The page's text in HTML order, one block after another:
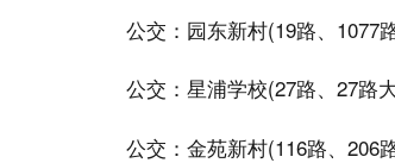
公交：园东新村(19路、1077
公交：星浦学校(27路、27路
公交：金苑新村(116路、206